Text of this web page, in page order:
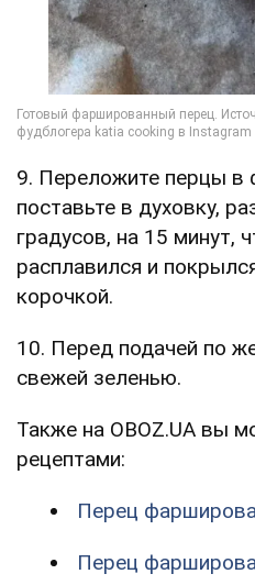
9. Переложите перцы в
поставьте в духовку,
градусов, на 15 минут,
расплавился и
корочкой.
10. Перед подачей по
свежей зеленью.
Также на OBOZ.UA вы
рецептами:
Перец
Перец